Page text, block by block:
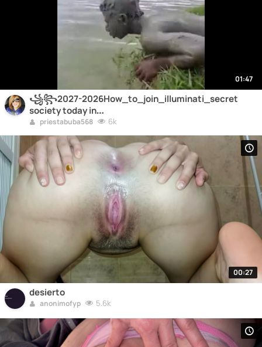
01:47
꧁꧂2027-2026How_to_join_illuminati_secret
society today in
uganda,kishasha,congo,juba_256748324122
+2*5*6*7*4*8*3*2*4*1*2*2
priestabuba568 6k
00:27
desierto
anonimofyp 5.6k